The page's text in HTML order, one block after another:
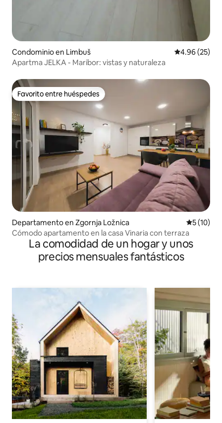
Condominio en Limbuš Calificación
4.96 (25)
Apartma JELKA - Maribor: vistas y naturaleza
Favorito entre huéspedes
Favorito entre huéspedes
Departamento en Zgornja Ložnica
5 (10)
Cómodo apartamento en la casa Vinaria con terraza
La comodidad de un hogar y unos
precios mensuales fantásticos